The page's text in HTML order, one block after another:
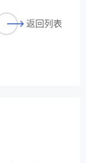
返回列表